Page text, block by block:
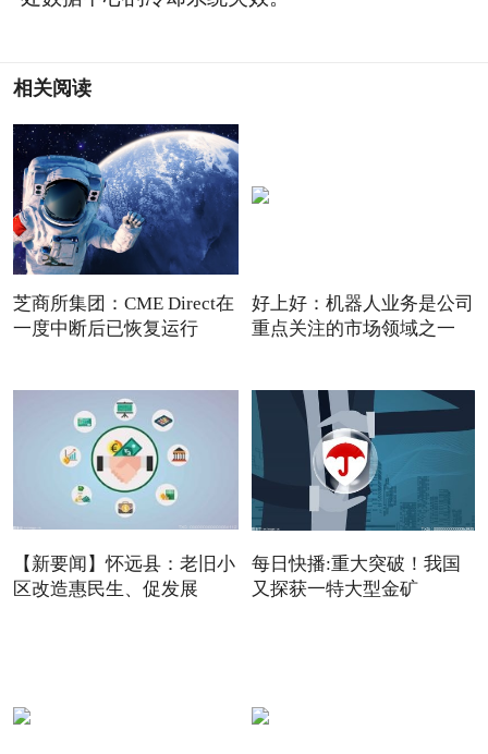
相关阅读
芝商所集团：CME Direct在
一度中断后已恢复运行
好上好：机器人业务是公司
重点关注的市场领域之一
【新要闻】怀远县：老旧小
区改造惠民生、促发展
每日快播:重大突破！我国
又探获一特大型金矿